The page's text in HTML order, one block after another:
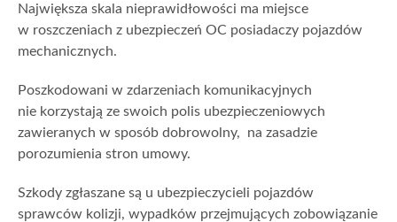
Największa skala nieprawidłowości ma miejsce
w roszczeniach z ubezpieczeń OC posiadaczy pojazdów
mechanicznych.
Poszkodowani w zdarzeniach komunikacyjnych
nie korzystają ze swoich polis ubezpieczeniowych
zawieranych w sposób dobrowolny, na zasadzie
porozumienia stron umowy.
Szkody zgłaszane są u ubezpieczycieli pojazdów
sprawców kolizji, wypadków przejmujących zobowiązanie